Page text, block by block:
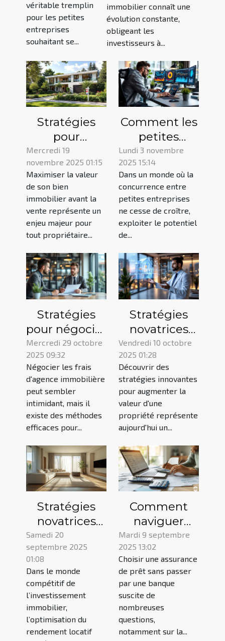
entreprises
véritable tremplin
pour les petites
entreprises
souhaitant se...
immobilier connaît une
évolution constante,
obligeant les
investisseurs à...
Stratégies
pour
maximiser la
valeur de
votre bien
immobilier
avant la vente
Mercredi 19
novembre 2025 01:15
Maximiser la valeur
de son bien
immobilier avant la
vente représente un
enjeu majeur pour
tout propriétaire...
Comment les
petites
entreprises
peuvent
utiliser les
modèles
d'analyse de
données pour
leurs revenus
?
Lundi 3 novembre
2025 15:14
Dans un monde où la
concurrence entre
petites entreprises
ne cesse de croître,
exploiter le potentiel
de...
Stratégies
pour négocier
les frais
d'agence
immobilière
efficacement
Mercredi 29 octobre
2025 09:32
Négocier les frais
d'agence immobilière
peut sembler
intimidant, mais il
existe des méthodes
efficaces pour...
Stratégies
novatrices
pour
augmenter la
valeur de
votre
propriété
Vendredi 10 octobre
2025 01:28
Découvrir des
stratégies innovantes
pour augmenter la
valeur d'une
propriété représente
aujourd'hui un...
Stratégies
novatrices
pour
maximiser le
rendement
locatif
Samedi 20
septembre 2025
01:08
Dans le monde
compétitif de
l’investissement
immobilier,
l’optimisation du
rendement locatif
Comment
naviguer
dans le choix
d'une
assurance de
prêt sans
banque ?
Mardi 9 septembre
2025 13:02
Choisir une assurance
de prêt sans passer
par une banque
suscite de
nombreuses
questions,
notamment sur la...